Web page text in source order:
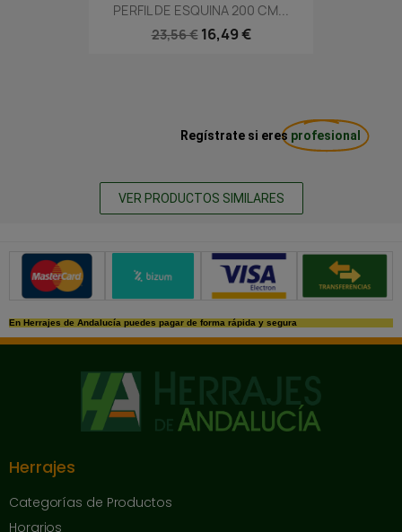
PERFIL DE ESQUINA 200 CM...
23,56 € 16,49 €
Regístrate si eres profesional
VER PRODUCTOS SIMILARES
Métodos de pago seguros
En Herrajes de Andalucía puedes pagar de forma rápida y segura
Herrajes
Categorías de Productos
Horarios